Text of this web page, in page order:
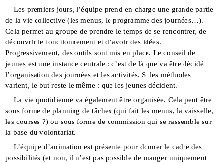
Les premiers jours, l’équipe prend en charge une grande partie
de la vie collective (les menus, le programme des journées…).
Cela permet au groupe de prendre le temps de se rencontrer, de
découvrir le fonctionnement et d’avoir des idées.
Progressivement, des outils sont mis en place. Le conseil de
jeunes est une instance centrale : c’est de là que va être décidé
l’organisation des journées et les activités. Si les méthodes
varient, le but reste le même : que les jeunes décident.
La vie quotidienne va également être organisée. Cela peut être
sous forme de planning de tâches (qui fait les menus, la vaisselle,
les courses ?) ou sous forme de commission qui se rassemble sur
la base du volontariat.
L’équipe d’animation est présente pour donner le cadre des
possibilités (et non, il n’est pas possible de manger uniquement